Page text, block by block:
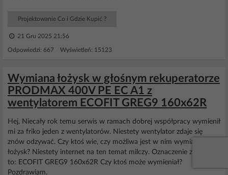
Projektowanie Co i Gdzie Kupić ?
21 Gru 2025 21:56
Odpowiedzi: 667 Wyświetleń: 15123
Wymiana łożysk w głośnym rekuperatorze
PRODMAX 400V PE EC A1 z
wentylatorem ECOFIT GREG9 160x62R
Hej, Niecały rok temu serwis w ramach dobrej współpracy wymienił
mi za friko jeden z wentylatorów. Niestety wentylator zdaje się
znów odzywać. Czy ktoś wie, czy możliwa jest w nim wymiana
łożysk? Niestety internet na ten temat milczy. Oznaczenie z
to: ECOFIT GREG9 160x62R Czy ktoś może wymieniał?
Pozdrawiam.